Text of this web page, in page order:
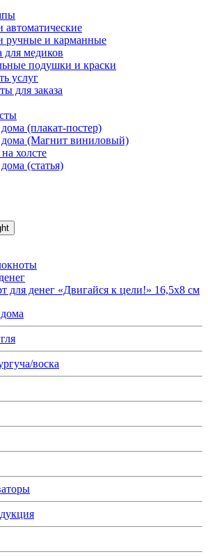
автоматические
ручные и карманные
для медиков
подушки и краски
услуг
для заказа
(плакат-постер)
(Магнит виниловый)
холсте
(статья)
для денег «Двигайся к цели!» 16,5х8 см
воска